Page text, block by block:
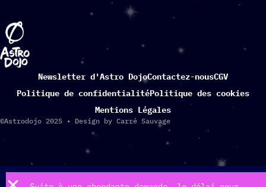
Newsletter d'Astro DojoContactez-nousCGV
Politique de confidentialitéPolitique des cookies
Mentions Légales
©Astrodojo 2025 • Design by Carré Sauvage